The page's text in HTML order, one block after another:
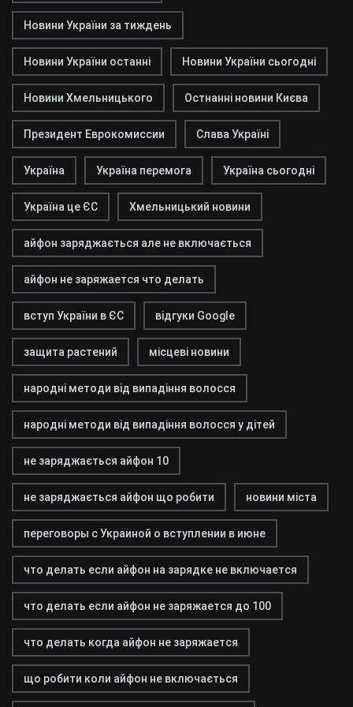
Новини України за тиждень
Новини України останні Новини України сьогодні
Новини Хмельницького Остнанні новини Києва
Президент Еврокомиссии Слава Україні
Україна Україна перемога Україна сьогодні
Україна це ЄС Хмельницький новини
айфон заряджається але не включається
айфон не заряжается что делать
вступ України в ЄС відгуки Google
защита растений місцеві новини
народні методи від випадіння волосся
народні методи від випадіння волосся у дітей
не заряджається айфон 10
не заряджається айфон що робити новини міста
переговоры с Украиной о вступлении в июне
что делать если айфон на зарядке не включается
что делать если айфон не заряжается до 100
что делать когда айфон не заряжается
що робити коли айфон не включається